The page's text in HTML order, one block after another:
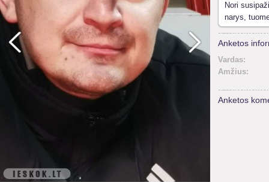
Nori
narys,
Anketos
Vardas:
Amžius:
Anketos